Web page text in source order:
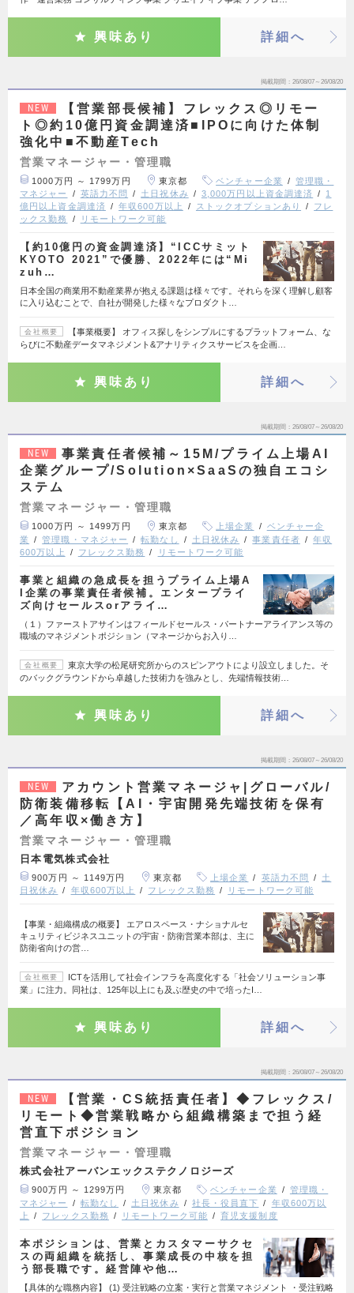
興味あり 詳細へ
掲載期間 26/08/07～26/08/20
NEW
【営業部長候補】フレックス◎リモー
ト◎約10億円資金調達済■IPOに向けた体制
強化中■不動産Tech
営業マネージャー・管理職
1000万円 ～ 1799万円 東京都 ベンチャー企業
管理職・
マネジャー
英語力不問 土日祝休み 3,000万円以上資金調達済
1
億円以上資金調達済
年収600万以上 ストックオプションあり
フレ
ックス勤務
リモートワーク可能
【約10億円の資金調達済】“ICCサミット
KYOTO 2021”で優勝、2022年には“Mi
zuh…
日本全国の商業用不動産業界が抱える課題は様々です。それらを深く理解し顧客
に入り込むことで、自社が開発した様々なプロダクト…
会社概要
【事業概要】 オフィス探しをシンプルにするプラットフォーム、な
らびに不動産データマネジメント&アナリティクスサービスを企画…
興味あり 詳細へ
掲載期間 26/08/07～26/08/20
NEW
事業責任者候補～15M/プライム上場AI
企業グループ/Solution×SaaSの独自エコシ
ステム
営業マネージャー・管理職
1000万円 ～ 1499万円 東京都 上場企業
ベンチャー企
業
管理職・マネジャー 転勤なし 土日祝休み 事業責任者
年収
600万以上
フレックス勤務 リモートワーク可能
事業と組織の急成長を担うプライム上場A
I企業の事業責任者候補。エンタープライ
ズ向けセールスorアライ…
（１）ファーストアサインはフィールドセールス・パートナーアライアンス等の
職域のマネジメントポジション（マネージからお入り…
会社概要
東京大学の松尾研究所からのスピンアウトにより設立しました。そ
のバックグラウンドから卓越した技術力を強みとし、先端情報技術…
興味あり 詳細へ
掲載期間 26/08/07～26/08/20
NEW
アカウント営業マネージャ|グローバル/
防衛装備移転【AI・宇宙開発先端技術を保有
／高年収×働き方】
営業マネージャー・管理職
日本電気株式会社
900万円 ～ 1149万円 東京都 上場企業 英語力不問
土
日祝休み
年収600万以上 フレックス勤務 リモートワーク可能
【事業・組織構成の概要】 エアロスペース・ナショナルセ
キュリティビジネスユニットの宇宙・防衛営業本部は、主に
防衛省向けの営…
会社概要
ICTを活用して社会インフラを高度化する「社会ソリューション事
業」に注力。同社は、125年以上にも及ぶ歴史の中で培ったI…
興味あり 詳細へ
掲載期間 26/08/07～26/08/20
NEW
【営業・CS統括責任者】◆フレックス/
リモート◆営業戦略から組織構築まで担う経
営直下ポジション
営業マネージャー・管理職
株式会社アーバンエックステクノロジーズ
900万円 ～ 1299万円 東京都 ベンチャー企業
管理職・
マネジャー
転勤なし 土日祝休み 社長・役員直下
年収600万以
上
フレックス勤務 リモートワーク可能 育児支援制度
本ポジションは、営業とカスタマーサクセ
スの両組織を統括し、事業成長の中核を担
う部長職です。経営陣や他…
【具体的な職務内容】 (1) 受注戦略の立案・実行と営業マネジメント ・受注戦略